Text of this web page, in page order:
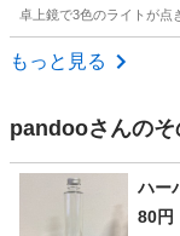
卓上鏡で3色のライトが点
埼玉 三郷市
もっと見る
pandooさんのそ
ハー
80円